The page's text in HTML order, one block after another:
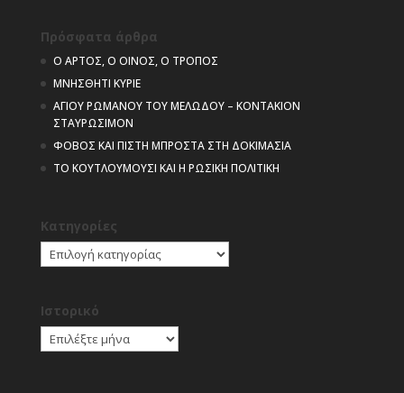
Πρόσφατα άρθρα
Ο ΑΡΤΟΣ, Ο ΟΙΝΟΣ, Ο ΤΡΟΠΟΣ
ΜΝΗΣΘΗΤΙ ΚΥΡΙΕ
ΑΓΙΟΥ ΡΩΜΑΝΟΥ ΤΟΥ ΜΕΛΩΔΟΥ – ΚΟΝΤΑΚΙΟΝ
ΣΤΑΥΡΩΣΙΜΟΝ
ΦΟΒΟΣ ΚΑΙ ΠΙΣΤΗ ΜΠΡΟΣΤΑ ΣΤΗ ΔΟΚΙΜΑΣΙΑ
ΤΟ ΚΟΥΤΛΟΥΜΟΥΣΙ ΚΑΙ Η ΡΩΣΙΚΗ ΠΟΛΙΤΙΚΗ
Kατηγορίες
Kατηγορίες
Ιστορικό
Ιστορικό